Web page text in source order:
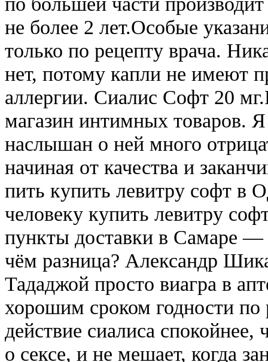
не более 2 лет.Особые
только по рецепту врача.
нет, потому капли не имеют
аллергии. Сиалис Софт 20
магазин интимных товаров.
наслышан о ней много
начиная от качества и
пить купить левитру софт в
человеку купить левитру
пункты доставки в Самаре
чём разница? Александр
Тададжой просто виагра в
хорошим сроком годности
действие сиалиса спокойнее,
о сексе, и не мешает, когда